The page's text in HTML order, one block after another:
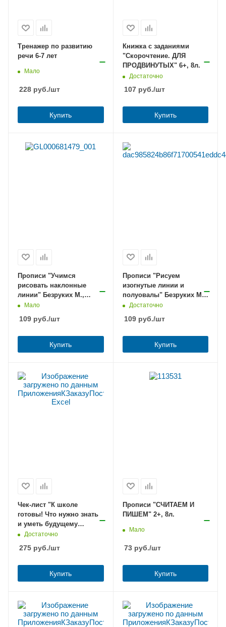
Тренажер по развитию
речи 6-7 лет
Мало
228 руб./шт
Купить
Книжка с заданиями
"Скорочтение. ДЛЯ
ПРОДВИНУТЫХ" 6+, 8л.
Достаточно
107руб./шт
Купить
Прописи "Учимся
рисовать наклонные
линии" Безруких М.,
5+,16стр.
Мало
109 руб./шт
Купить
Прописи "Рисуем
изогнутые линии и
полуовалы" Безруких М.
5+,16стр.
Достаточно
109руб./шт
Купить
Чек-лист "К школе
готовы! Что нужно знать
и уметь будущему
первокласнику", 1л.
Достаточно
275 руб./шт
Купить
Прописи "СЧИТАЕМ И
ПИШЕМ" 2+, 8л.
Мало
73руб./шт
Купить